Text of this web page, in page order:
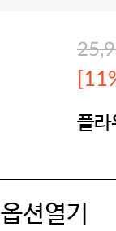
플라
옵션열기